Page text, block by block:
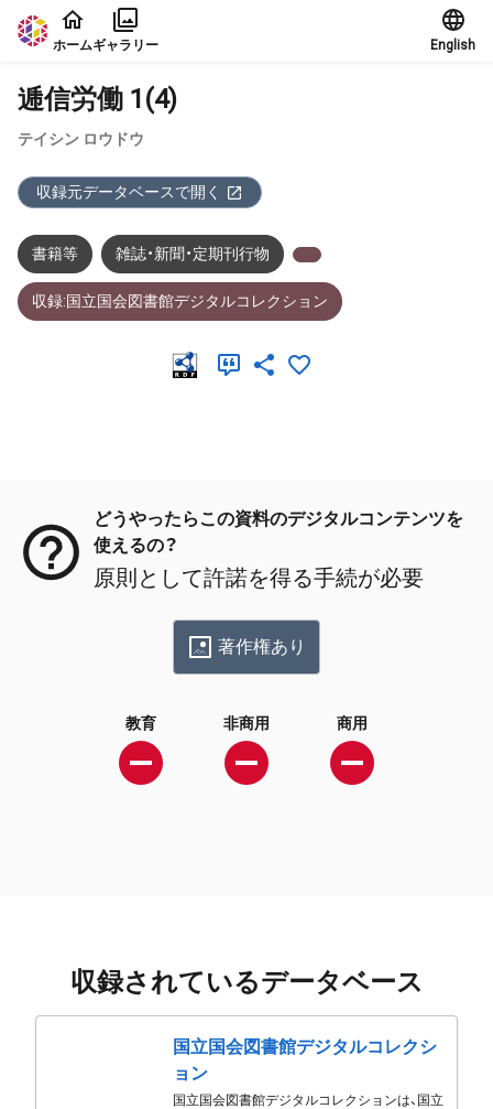
本文に飛ぶ
ホームギャラリー English
逓信労働 1(4)
テイシン ロウドウ
収録元データベースで開く
書籍等 雑誌・新聞・定期刊行物
収録:国立国会図書館デジタルコレクション
どうやったらこの資料のデジタルコンテンツを
使えるの？
原則として許諾を得る手続が必要
著作権あり
教育 非商用 商用
収録されているデータベース
国立国会図書館デジタルコレクシ
ョン
国立国会図書館デジタルコレクションは、国立